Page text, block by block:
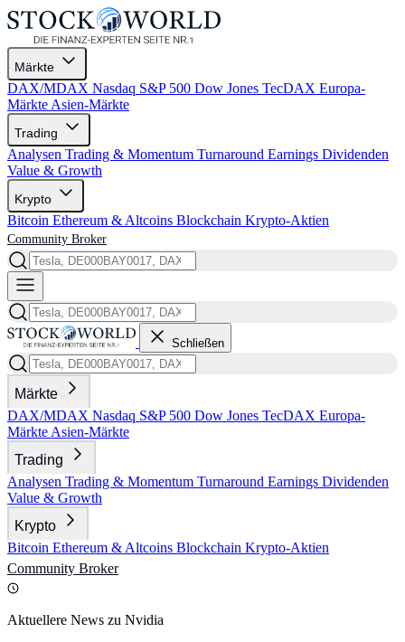
Märkte
DAX/MDAX Nasdaq S&P 500 Dow Jones TecDAX Europa-
Märkte Asien-Märkte
Trading
Analysen Trading & Momentum Turnaround Earnings Dividenden
Value & Growth
Krypto
Bitcoin Ethereum & Altcoins Blockchain Krypto-Aktien
Community Broker
Schließen
Märkte
DAX/MDAX Nasdaq S&P 500 Dow Jones TecDAX Europa-
Märkte Asien-Märkte
Trading
Analysen Trading & Momentum Turnaround Earnings Dividenden
Value & Growth
Krypto
Bitcoin Ethereum & Altcoins Blockchain Krypto-Aktien
Community Broker
Aktuellere News zu Nvidia